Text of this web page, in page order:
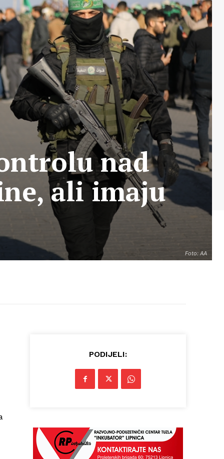
Foto: AA
nad
ali imaju
PODIJELI: